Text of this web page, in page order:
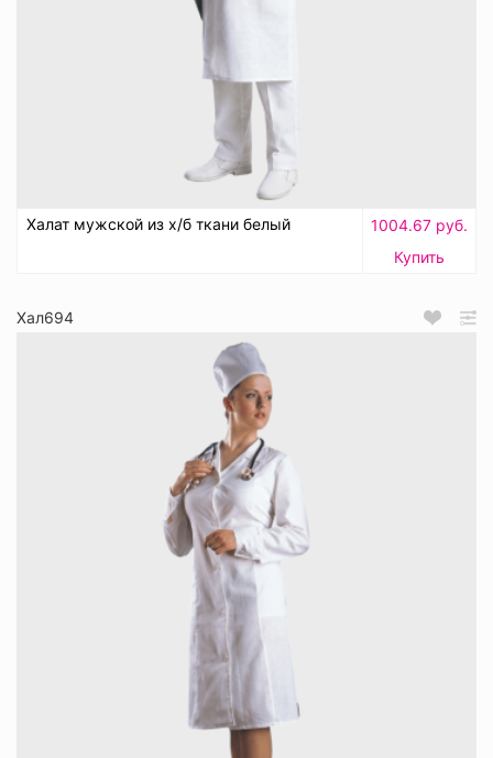
Халат мужской из х/б ткани белый
1004.67 руб.
Купить
Хал694